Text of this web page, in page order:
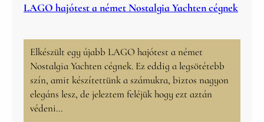
LAGO hajótest a német Nostalgia Yachten cégnek
Elkészült egy újabb LAGO hajótest a német
Nostalgia Yachten cégnek. Ez eddig a legsötétebb
szín, amit készítettünk a számukra, biztos nagyon
elegáns lesz, de jeleztem feléjük hogy ezt aztán
védeni…